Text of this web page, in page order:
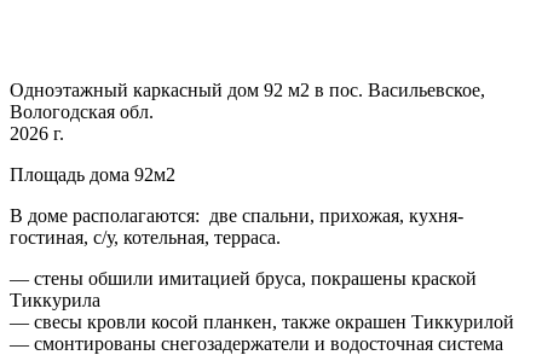
Одноэтажный каркасный дом 92 м2 в пос. Васильевское,
Вологодская обл.
2026 г.
Площадь дома 92м2
В доме располагаются: две спальни, прихожая, кухня-
гостиная, с/у, котельная, терраса.
— стены обшили имитацией бруса, покрашены краской
Тиккурила
— свесы кровли косой планкен, также окрашен Тиккурилой
— смонтированы снегозадержатели и водосточная система